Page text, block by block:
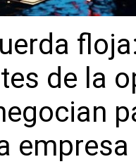
de la